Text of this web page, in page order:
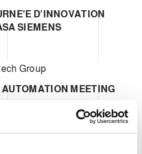
D'INNOVATION
SIEMENS
Group
MEETING